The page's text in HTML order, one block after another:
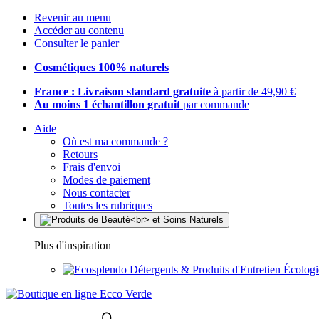
Revenir au menu
Accéder au contenu
Consulter le panier
Cosmétiques 100% naturels
France : Livraison standard gratuite à partir de 49,90 €
Au moins 1 échantillon gratuit par commande
Aide
Où est ma commande ?
Retours
Frais d'envoi
Modes de paiement
Nous contacter
Toutes les rubriques
Plus d'inspiration
Détergents & Produits d'Entretien